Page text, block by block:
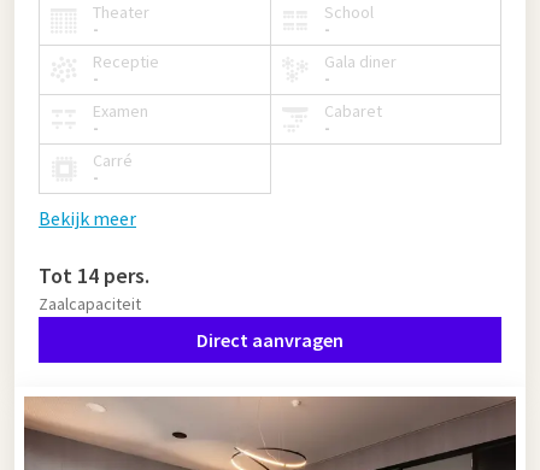
Theater
-
School
-
Receptie
-
Gala diner
-
Examen
-
Cabaret
-
Carré
-
Bekijk meer
Tot 14 pers.
Zaalcapaciteit
Direct aanvragen